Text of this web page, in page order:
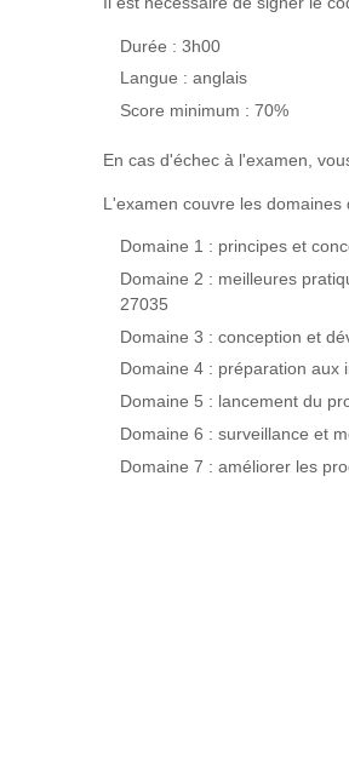
Durée : 3h00
Langue : anglais
Score minimum : 70%
En cas d'échec à l'examen,
L'examen couvre les
Domaine 1 : principes et
Domaine 2 : meilleures
27035
Domaine 3 : conception et
Domaine 4 : préparation aux
Domaine 5 : lancement du
Domaine 6 : surveillance et
Domaine 7 : améliorer les